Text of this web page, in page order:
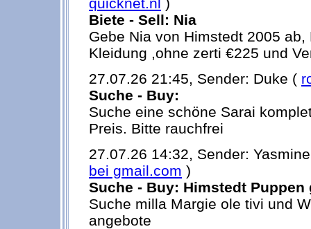
Biete - Sell: Nia
Gebe Nia von Himstedt 2005
Kleidung ,ohne zerti €225 und
27.07.26 21:45, Sender: Duke (
Suche - Buy:
Suche eine schöne Sarai
Preis. Bitte rauchfrei
27.07.26 14:32, Sender:
bei gmail.com )
Suche - Buy: Himstedt Puppen
Suche milla Margie ole tivi und
angebote